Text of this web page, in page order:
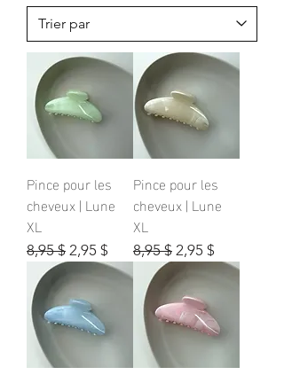
Pince pour les
cheveux | Lune
XL
Prix original
8,95 $ Prix promotionnel
2,95 $
Pince pour les
cheveux | Lune
XL
Prix original
8,95 $ Prix promotionnel
2,95 $